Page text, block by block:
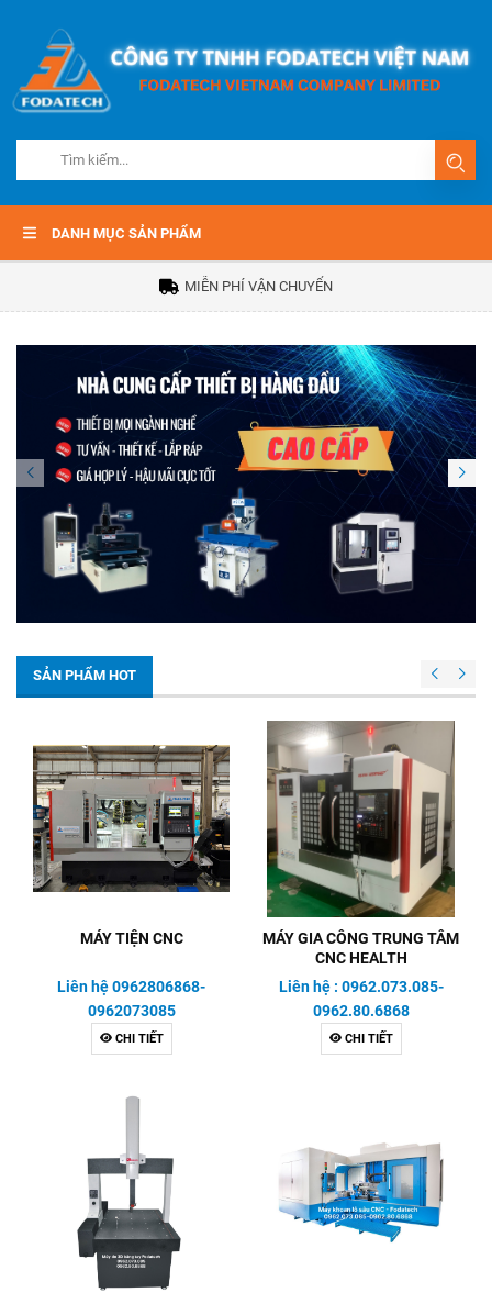
DANH MỤC SẢN PHẨM
MIỄN PHÍ VẬN CHUYỂN
SẢN PHẨM HOT
MÁY TIỆN CNC
Liên hệ 0962806868-
0962073085
CHI TIẾT
MÁY GIA CÔNG TRUNG TÂM
CNC HEALTH
Liên hệ : 0962.073.085-
0962.80.6868
CHI TIẾT